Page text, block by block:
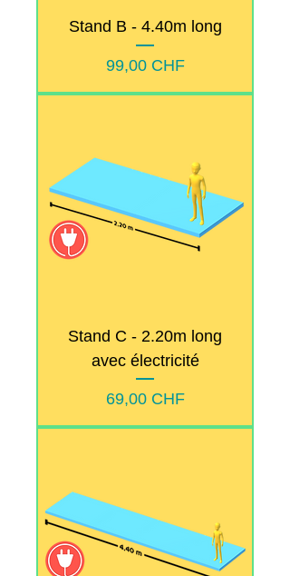
Stand B - 4.40m long
Prix
99,00 CHF
Stand C - 2.20m long
avec électricité
Prix
69,00 CHF